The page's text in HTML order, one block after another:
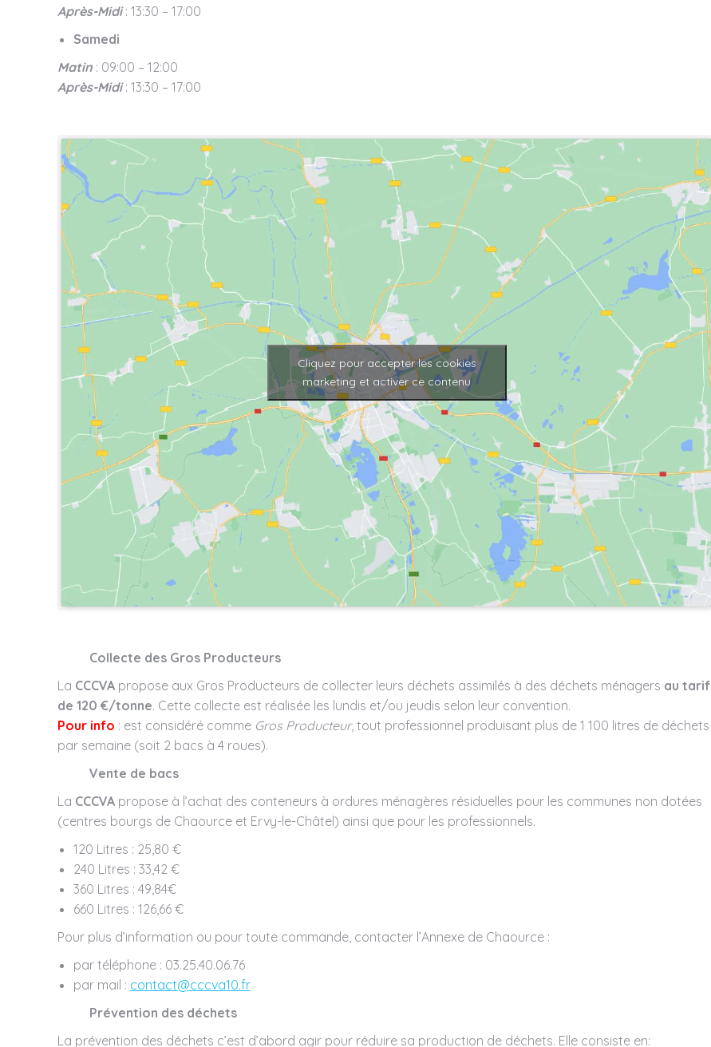
Après-Midi: 13:30 – 17:00
Samedi
Matin : 09:00 – 12:00
Après-Midi: 13:30 – 17:00
Cliquez pour accepter les cookies
marketing et activer ce contenu
Collecte des Gros Producteurs
La CCCVA propose aux Gros Producteurs de collecter leurs déchets assimilés à des déchets ménagers au tarif
de 120 €/tonne. Cette collecte est réalisée les lundis et/ou jeudis selon leur convention.
Pour info : est considéré comme Gros Producteur, tout professionnel produisant plus de 1 100 litres de déchets
par semaine (soit 2 bacs à 4 roues).
Vente de bacs
La CCCVA propose à l’achat des conteneurs à ordures ménagères résiduelles pour les communes non dotées
(centres bourgs de Chaource et Ervy-le-Châtel) ainsi que pour les professionnels.
120 Litres : 25,80 €
240 Litres : 33,42 €
360 Litres : 49,84€
660 Litres : 126,66 €
Pour plus d’information ou pour toute commande, contacter l’Annexe de Chaource :
par téléphone : 03.25.40.06.76
par mail : contact@cccva10.fr
Prévention des déchets
La prévention des déchets c’est d’abord agir pour réduire sa production de déchets. Elle consiste en: